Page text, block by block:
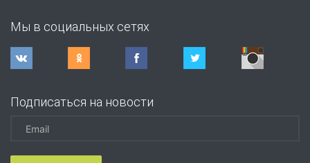
Мы в социальных сетях
Подписаться на новости